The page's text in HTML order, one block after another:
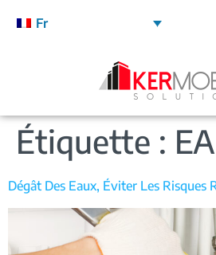
Fr
Étiquette :
Dégât Des Eaux, Éviter Les Risques